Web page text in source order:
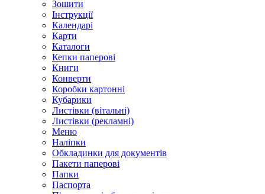
Зошити
Інструкції
Календарі
Карти
Каталоги
Кепки паперові
Книги
Конверти
Коробки картонні
Кубарики
Листівки (вітальні)
Листівки (рекламні)
Меню
Наліпки
Обкладинки для документів
Пакети паперові
Папки
Паспорта